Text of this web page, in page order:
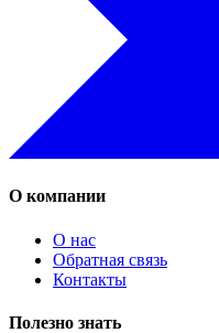
О компании
О нас
Обратная связь
Контакты
Полезно знать